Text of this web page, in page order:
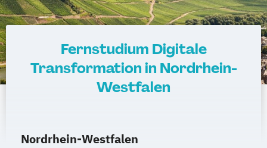
Fernstudium Digitale
Transformation in Nordrhein-
Westfalen
Nordrhein-Westfalen